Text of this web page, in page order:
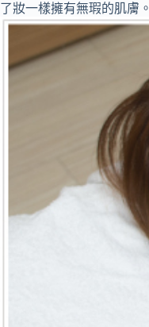
了妝一樣擁有無瑕的肌膚。